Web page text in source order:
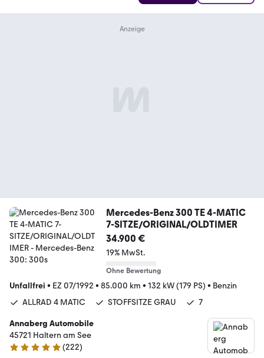
Mercedes-Benz 300 TE 4-MATIC
7-SITZE/ORIGINAL/OLDTIMER
34.900 €
19% MwSt.
Ohne Bewertung
Unfallfrei • EZ 07/1992 • 85.000 km • 132 kW (179 PS) • Benzin
ALLRAD 4 MATIC
STOFFSITZE GRAU 7
Annaberg Automobile
45721 Haltern am See
4.8 Sterne
(222)